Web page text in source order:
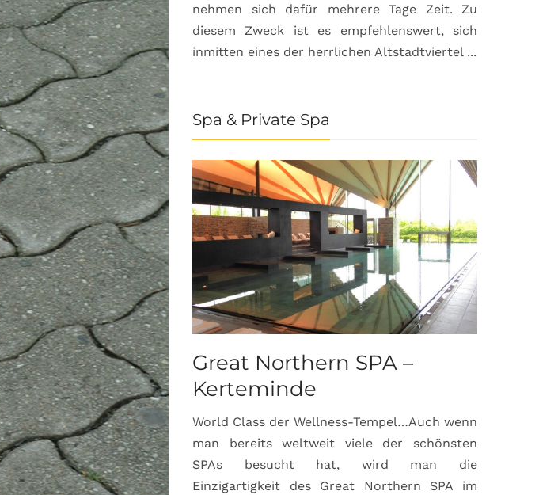
nehmen sich dafür mehrere Tage Zeit. Zu
diesem Zweck ist es empfehlenswert, sich
inmitten eines der herrlichen Altstadtviertel ...
Spa & Private Spa
Great Northern SPA –
Kerteminde
World Class der Wellness-Tempel…Auch wenn
man bereits weltweit viele der schönsten
SPAs besucht hat, wird man die
Einzigartigkeit des Great Northern SPA im